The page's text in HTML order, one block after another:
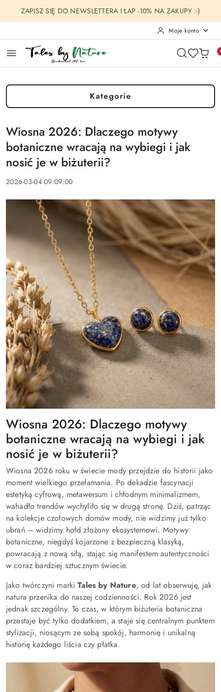
Przejdź do treści głównej
Przejdź do wyszukiwarki
Przejdź do moje konto
Przejdź do menu głównego
Przejdź do stopki
ZAPISZ SIĘ DO NEWSLETTERA I ŁAP -10% NA ZAKUPY :-)
Moje konto
Kategorie
Wiosna 2026: Dlaczego motywy
botaniczne wracają na wybiegi i jak
nosić je w biżuterii?
2026-03-04 09:09:00
Wiosna 2026: Dlaczego motywy
botaniczne wracają na wybiegi i jak
nosić je w biżuterii?
Wiosna 2026 roku w świecie mody przejdzie do historii jako
moment wielkiego przełamania. Po dekadzie fascynacji
estetyką cyfrową, metawersum i chłodnym minimalizmem,
wahadło trendów wychyliło się w drugą stronę. Dziś, patrząc
na kolekcje czołowych domów mody, nie widzimy już tylko
ubrań – widzimy hołd złożony ekosystemowi. Motywy
botaniczne, niegdyś kojarzone z bezpieczną klasyką,
powracają z nową siłą, stając się manifestem autentyczności
w coraz bardziej sztucznym świecie.
Jako twórczyni markiTales by Nature, od lat obserwuję, jak
natura przenika do naszej codzienności. Rok 2026 jest
jednak szczególny. To czas, w którym biżuteria botaniczna
przestaje być tylko dodatkiem, a staje się centralnym punktem
stylizacji, niosącym ze sobą spokój, harmonię i unikalną
historię każdego liścia czy płatka.